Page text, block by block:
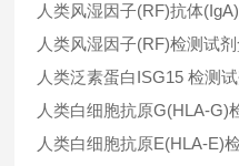
人类风湿因子(RF)抗体
人类风湿因子(RF)检测试
人类泛素蛋白ISG15 检测
人类白细胞抗原G(HLA-G)
人类白细胞抗原E(HLA-E)